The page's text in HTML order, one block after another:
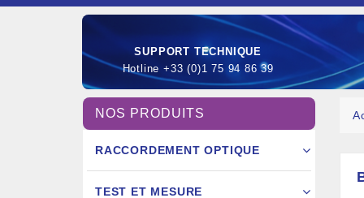
SUPPORT TECHNIQUE
Hotline +33 (0)1 75 94 86 39
NOS PRODUITS
RACCORDEMENT OPTIQUE
TEST ET MESURE